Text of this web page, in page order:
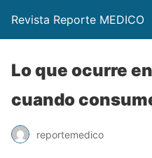
Revista Reporte MEDICO
Lo que ocurre
cuando
reportemedico